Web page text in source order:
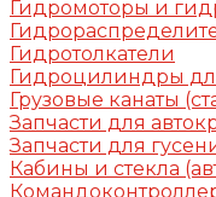
Гидромоторы и
Гидротолкатели
Гидроцилиндры
Грузовые канаты
Запчасти для
Запчасти для
Кабины и стекла